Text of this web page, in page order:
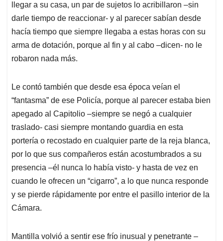
llegar a su casa, un par de sujetos lo acribillaron –sin
darle tiempo de reaccionar- y al parecer sabían desde
hacía tiempo que siempre llegaba a estas horas con su
arma de dotación, porque al fin y al cabo –dicen- no le
robaron nada más.
Le contó también que desde esa época veían el
“fantasma” de ese Policía, porque al parecer estaba bien
apegado al Capitolio –siempre se negó a cualquier
traslado- casi siempre montando guardia en esta
portería o recostado en cualquier parte de la reja blanca,
por lo que sus compañeros están acostumbrados a su
presencia –él nunca lo había visto- y hasta de vez en
cuando le ofrecen un “cigarro”, a lo que nunca responde
y se pierde rápidamente por entre el pasillo interior de la
Cámara.
Mantilla volvió a sentir ese frío inusual y penetrante –